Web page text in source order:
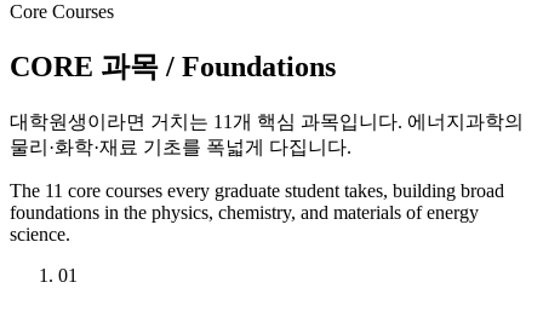
Core Courses
CORE 과목 / Foundations
대학원생이라면 거치는 11개 핵심 과목입니다. 에너지과학의
물리·화학·재료 기초를 폭넓게 다집니다.
The 11 core courses every graduate student takes, building broad
foundations in the physics, chemistry, and materials of energy
science.
01